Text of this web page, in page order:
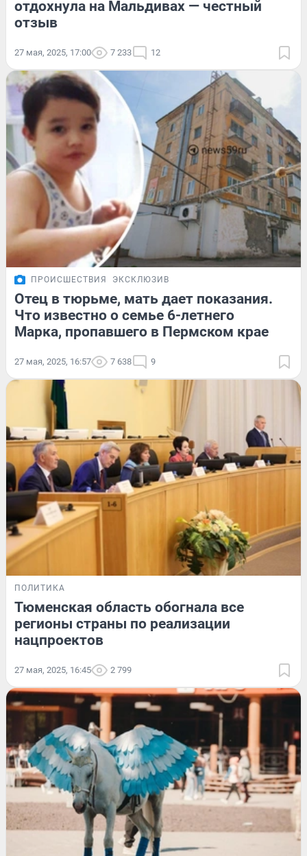
отдохнула на Мальдивах — честный
отзыв
27 мая, 2025, 17:00 7 233 12
ПРОИСШЕСТВИЯ ЭКСКЛЮЗИВ
Отец в тюрьме, мать дает показания.
Что известно о семье 6-летнего
Марка, пропавшего в Пермском крае
27 мая, 2025, 16:57 7 638 9
ПОЛИТИКА
Тюменская область обогнала все
регионы страны по реализации
нацпроектов
27 мая, 2025, 16:45 2 799